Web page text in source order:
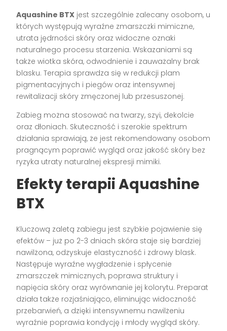
Aquashine BTX jest szczególnie zalecany osobom, u
których występują wyraźne zmarszczki mimiczne,
utrata jędrności skóry oraz widoczne oznaki
naturalnego procesu starzenia. Wskazaniami są
także wiotka skóra, odwodnienie i zauważalny brak
blasku. Terapia sprawdza się w redukcji plam
pigmentacyjnych i piegów oraz intensywnej
rewitalizacji skóry zmęczonej lub przesuszonej.
Zabieg można stosować na twarzy, szyi, dekolcie
oraz dłoniach. Skuteczność i szerokie spektrum
działania sprawiają, że jest rekomendowany osobom
pragnącym poprawić wygląd oraz jakość skóry bez
ryzyka utraty naturalnej ekspresji mimiki.
Efekty terapii Aquashine
BTX
Kluczową zaletą zabiegu jest szybkie pojawienie się
efektów – już po 2-3 dniach skóra staje się bardziej
nawilżona, odzyskuje elastyczność i zdrowy blask.
Następuje wyraźne wygładzenie i spłycenie
zmarszczek mimicznych, poprawa struktury i
napięcia skóry oraz wyrównanie jej kolorytu. Preparat
działa także rozjaśniająco, eliminując widoczność
przebarwień, a dzięki intensywnemu nawilżeniu
wyraźnie poprawia kondycję i młody wygląd skóry.